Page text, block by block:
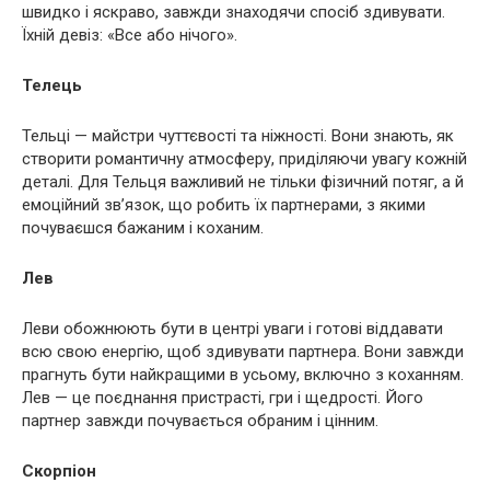
швидко і яскраво, завжди знаходячи спосіб здивувати.
Їхній девіз: «Все або нічого».
Телець
Тельці — майстри чуттєвості та ніжності. Вони знають, як
створити романтичну атмосферу, приділяючи увагу кожній
деталі. Для Тельця важливий не тільки фізичний потяг, а й
емоційний зв’язок, що робить їх партнерами, з якими
почуваєшся бажаним і коханим.
Лев
Леви обожнюють бути в центрі уваги і готові віддавати
всю свою енергію, щоб здивувати партнера. Вони завжди
прагнуть бути найкращими в усьому, включно з коханням.
Лев — це поєднання пристрасті, гри і щедрості. Його
партнер завжди почувається обраним і цінним.
Скорпіон